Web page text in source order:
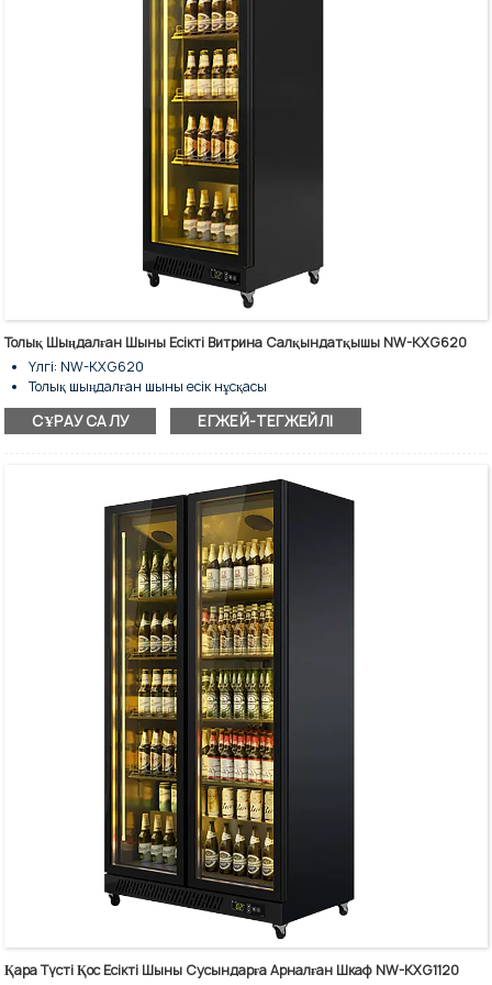
Толық Шыңдалған Шыны Есікті Витрина Салқындатқышы NW-KXG620
Үлгі: NW-KXG620
Толық шыңдалған шыны есік нұсқасы
Сақтау сыйымдылығы: 400 л
Желдеткішпен салқындату - Nofrost
Стандартты екі жақты тік LED шамы
Реттелетін сөрелер
Алюминий есік жақтауы және тұтқасы
Сусындарды сақтауға арналған үлкен сыйымдылық тереңдігі
Таза мыс түтікшесінің буландырғышы
СҰРАУ САЛУ ЕГЖЕЙ-ТЕГЖЕЙЛІ
Қара Түсті Қос Есікті Шыны Сусындарға Арналған Шкаф NW-KXG1120